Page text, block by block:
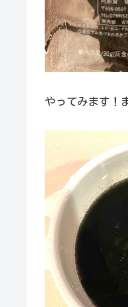
やってみます！